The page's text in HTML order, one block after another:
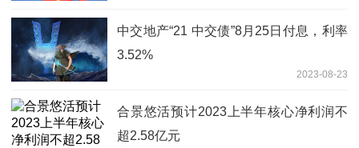
中交地产“21 中交债”8月25日付息，利率
3.52%
2023-08-23
合景悠活预计2023上半年核心净利润不
超2.58亿元